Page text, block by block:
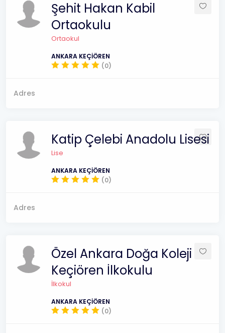
Şehit Hakan Kabil
Ortaokulu
Ortaokul
ANKARA KEÇİÖREN
(0)
Adres
Katip Çelebi Anadolu Lisesi
Lise
ANKARA KEÇİÖREN
(0)
Adres
Özel Ankara Doğa Koleji
Keçiören İlkokulu
İlkokul
ANKARA KEÇİÖREN
(0)